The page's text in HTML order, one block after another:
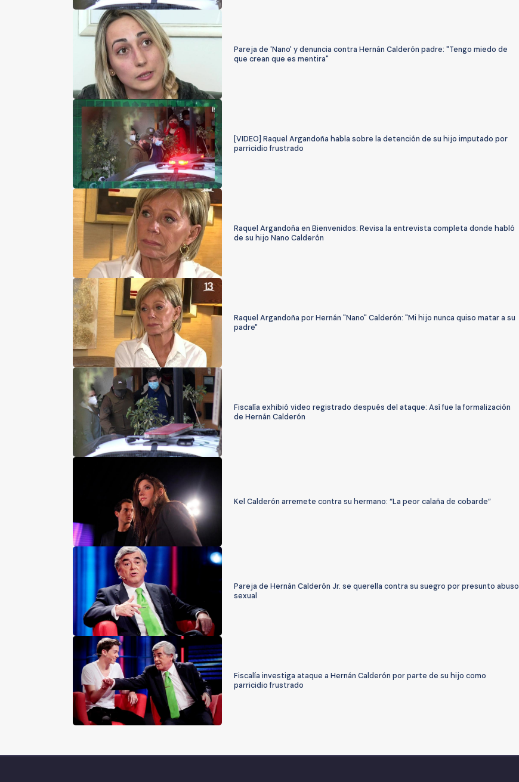
Pareja de 'Nano' y denuncia contra Hernán Calderón padre: "Tengo miedo de
que crean que es mentira"
[VIDEO] Raquel Argandoña habla sobre la detención de su hijo imputado por
parricidio frustrado
Raquel Argandoña en Bienvenidos: Revisa la entrevista completa donde habló
de su hijo Nano Calderón
Raquel Argandoña por Hernán "Nano" Calderón: "Mi hijo nunca quiso matar a su
padre"
Fiscalía exhibió video registrado después del ataque: Así fue la formalización
de Hernán Calderón
Kel Calderón arremete contra su hermano: “La peor calaña de cobarde”
Pareja de Hernán Calderón Jr. se querella contra su suegro por presunto abuso
sexual
Fiscalía investiga ataque a Hernán Calderón por parte de su hijo como
parricidio frustrado